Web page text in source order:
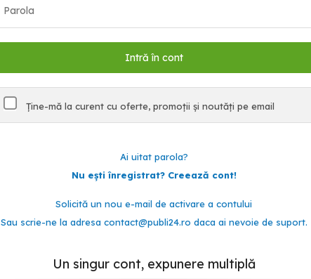
Ține-mă la curent cu oferte, promoții și noutăți pe email
Ai uitat parola?
Nu ești înregistrat? Creează cont!
Solicită un nou e-mail de activare a contului
Sau scrie-ne la adresa contact@publi24.ro daca ai nevoie de suport.
Un singur cont, expunere multiplă